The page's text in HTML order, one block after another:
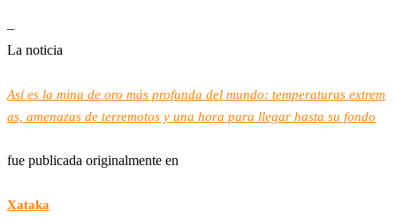
–
La noticia
Así es la mina de oro más profunda del mundo: temperaturas extrem
as, amenazas de terremotos y una hora para llegar hasta su fondo
fue publicada originalmente en
Xataka